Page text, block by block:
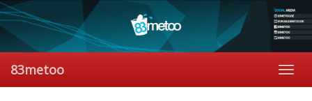
Skip
to
content
83metoo